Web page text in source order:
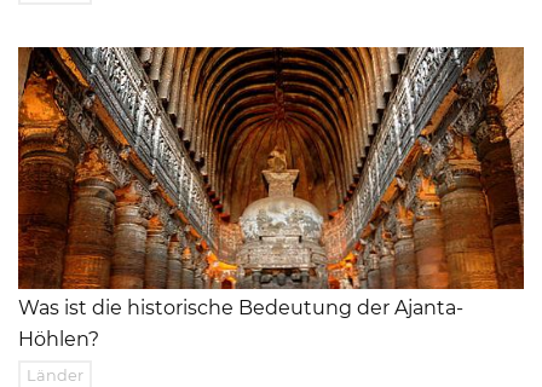
Was ist die historische Bedeutung der Ajanta-
Höhlen?
Länder